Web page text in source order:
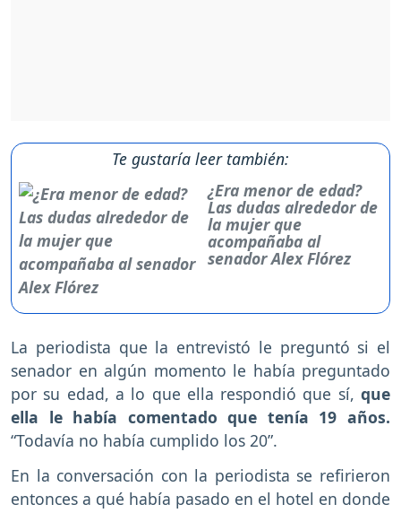
Te gustaría leer también:
¿Era menor de edad?
Las dudas alrededor de
la mujer que
acompañaba al
senador Alex Flórez
La periodista que la entrevistó le preguntó si el
senador en algún momento le había preguntado
por su edad, a lo que ella respondió que sí, que
ella le había comentado que tenía 19 años.
“Todavía no había cumplido los 20”.
En la conversación con la periodista se refirieron
entonces a qué había pasado en el hotel en donde